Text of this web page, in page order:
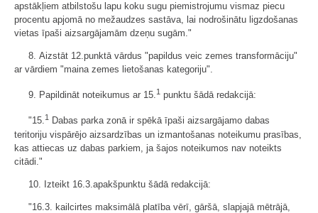
apstākļiem atbilstošu lapu koku sugu piemistrojumu vismaz piecu
procentu apjomā no mežaudzes sastāva, lai nodrošinātu ligzdošanas
vietas īpaši aizsargājamām dzeņu sugām."
8. Aizstāt 12.punktā vārdus "papildus veic zemes transformāciju"
ar vārdiem "maina zemes lietošanas kategoriju".
9. Papildināt noteikumus ar 15.1 punktu šādā redakcijā:
"15.1
Dabas parka zonā ir spēkā īpaši aizsargājamo dabas
teritoriju vispārējo aizsardzības un izmantošanas noteikumu prasības,
kas attiecas uz dabas parkiem, ja šajos noteikumos nav noteikts
citādi."
10. Izteikt 16.3.apakšpunktu šādā redakcijā:
"16.3. kailcirtes maksimālā platība vērī, gāršā, slapjajā mētrājā,